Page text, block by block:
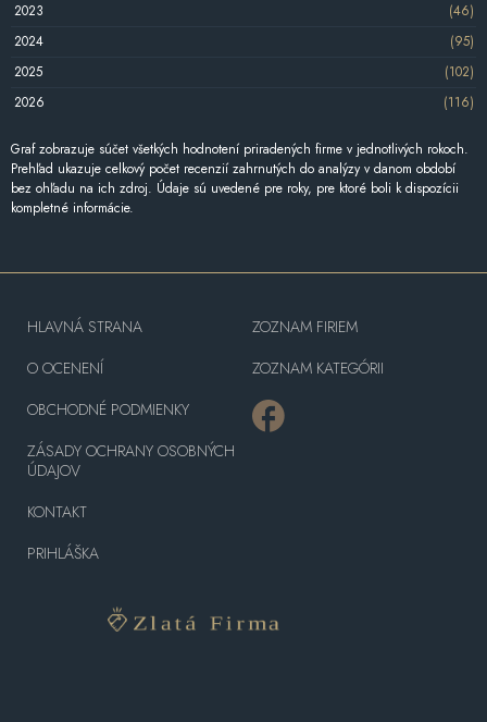
2023
(46)
2024
(95)
2025
(102)
2026
(116)
Graf zobrazuje súčet všetkých hodnotení priradených firme v jednotlivých rokoch.
Prehľad ukazuje celkový počet recenzií zahrnutých do analýzy v danom období
bez ohľadu na ich zdroj. Údaje sú uvedené pre roky, pre ktoré boli k dispozícii
kompletné informácie.
HLAVNÁ STRANA
O OCENENÍ
OBCHODNÉ PODMIENKY
ZÁSADY OCHRANY OSOBNÝCH
ÚDAJOV
KONTAKT
PRIHLÁŠKA
ZOZNAM FIRIEM
ZOZNAM KATEGÓRII